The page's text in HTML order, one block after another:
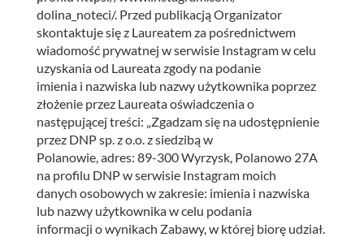
dolina_noteci/. Przed publikacją Organizator
skontaktuje się z Laureatem za pośrednictwem
wiadomość prywatnej w serwisie Instagram w celu
uzyskania od Laureata zgody na podanie
imienia i nazwiska lub nazwy użytkownika poprzez
złożenie przez Laureata oświadczenia o
następującej treści: „Zgadzam się na udostępnienie
przez DNP sp. z o.o. z siedzibą w
Polanowie, adres: 89-300 Wyrzysk, Polanowo 27A
na profilu DNP w serwisie Instagram moich
danych osobowych w zakresie: imienia i nazwiska
lub nazwy użytkownika w celu podania
informacji o wynikach Zabawy, w której biorę udział.